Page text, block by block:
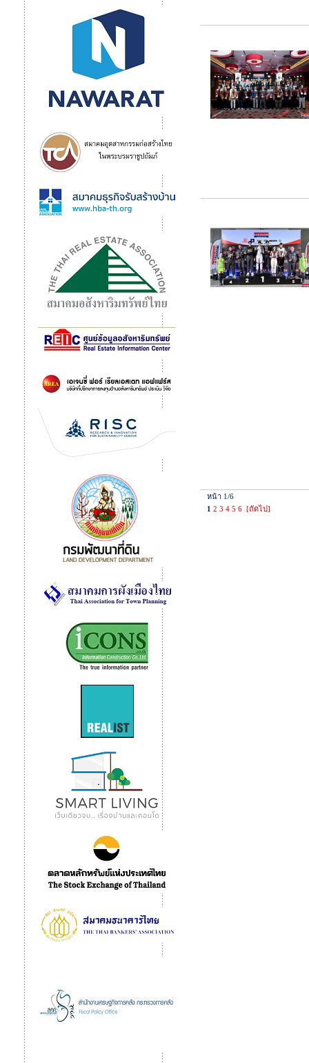
หน้า 1/6
1 2 3 4 5 6 [ถัดไป]